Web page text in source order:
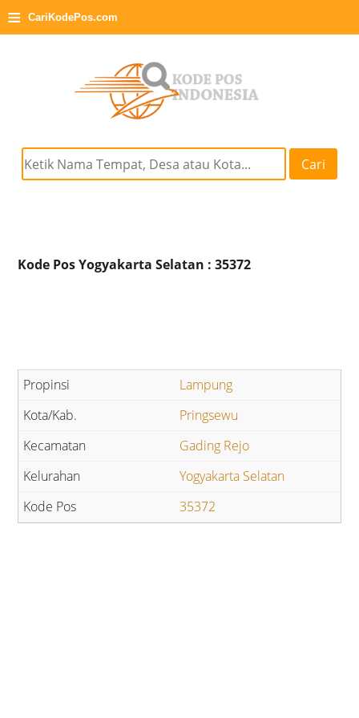
≡ CariKodePos.com
Cari
Kode Pos Yogyakarta Selatan : 35372
Lampung
Pringsewu
Gading Rejo
Yogyakarta Selatan
35372